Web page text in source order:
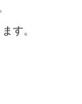
す。